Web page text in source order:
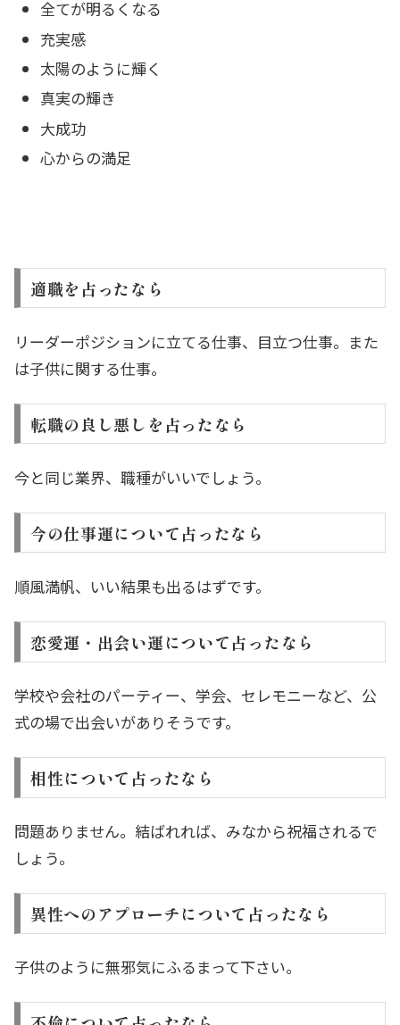
全てが明るくなる
充実感
太陽のように輝く
真実の輝き
大成功
心からの満足
適職を占ったなら
リーダーポジションに立てる仕事、目立つ仕事。また
は子供に関する仕事。
転職の良し悪しを占ったなら
今と同じ業界、職種がいいでしょう。
今の仕事運について占ったなら
順風満帆、いい結果も出るはずです。
恋愛運・出会い運について占ったなら
学校や会社のパーティー、学会、セレモニーなど、公
式の場で出会いがありそうです。
相性について占ったなら
問題ありません。結ばれれば、みなから祝福されるで
しょう。
異性へのアプローチについて占ったなら
子供のように無邪気にふるまって下さい。